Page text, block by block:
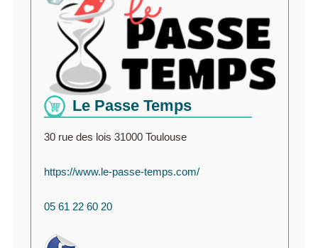
Le Passe Temps
30 rue des lois 31000 Toulouse
https://www.le-passe-temps.com/
05 61 22 60 20